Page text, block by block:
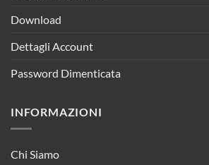
Download
Dettagli Account
Password Dimenticata
INFORMAZIONI
Chi Siamo